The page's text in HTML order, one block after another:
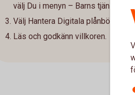
välj Du i menyn – Barns tjänster i
Välj Hantera Digitala plånböcker
Läs och godkänn villkoren.